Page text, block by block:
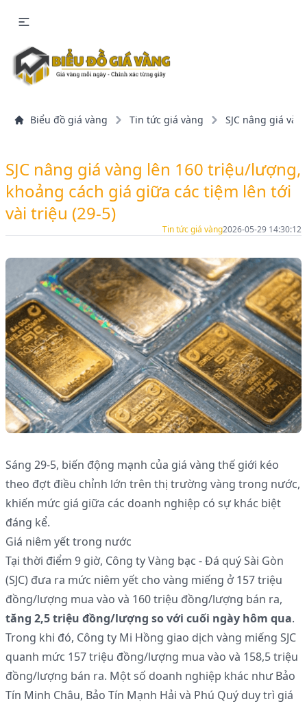
Biểu đồ giá vàng Tin tức giá vàng SJC nâng giá
SJC nâng giá vàng lên 160 triệu/lượng,
khoảng cách giá giữa các tiệm lên tới
vài triệu (29-5)
Tin tức giá vàng2026-05-29 14:30:12
Sáng 29-5, biến động mạnh của giá vàng thế giới kéo
theo đợt điều chỉnh lớn trên thị trường vàng trong nước,
khiến mức giá giữa các doanh nghiệp có sự khác biệt
đáng kể.
Giá niêm yết trong nước
Tại thời điểm 9 giờ, Công ty Vàng bạc - Đá quý Sài Gòn
(SJC) đưa ra mức niêm yết cho vàng miếng ở 157 triệu
đồng/lượng mua vào và 160 triệu đồng/lượng bán ra,
tăng 2,5 triệu đồng/lượng so với cuối ngày hôm qua.
Trong khi đó, Công ty Mi Hồng giao dịch vàng miếng SJC
quanh mức 157 triệu đồng/lượng mua vào và 158,5 triệu
đồng/lượng bán ra. Một số doanh nghiệp khác như Bảo
Tín Minh Châu, Bảo Tín Mạnh Hải và Phú Quý duy trì giá